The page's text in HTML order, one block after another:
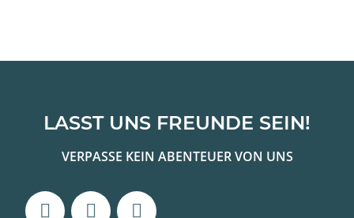
LASST UNS FREUNDE SEIN!
VERPASSE KEIN ABENTEUER VON UNS